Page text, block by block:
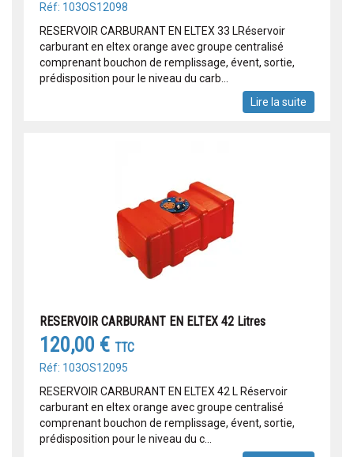
Réf: 103OS12098
RESERVOIR CARBURANT EN ELTEX 33 LRéservoir
carburant en eltex orange avec groupe centralisé
comprenant bouchon de remplissage, évent, sortie,
prédisposition pour le niveau du carb...
Lire la suite
RESERVOIR CARBURANT EN ELTEX 42 Litres
120,00 € TTC
Réf: 103OS12095
RESERVOIR CARBURANT EN ELTEX 42 L Réservoir
carburant en eltex orange avec groupe centralisé
comprenant bouchon de remplissage, évent, sortie,
prédisposition pour le niveau du c...